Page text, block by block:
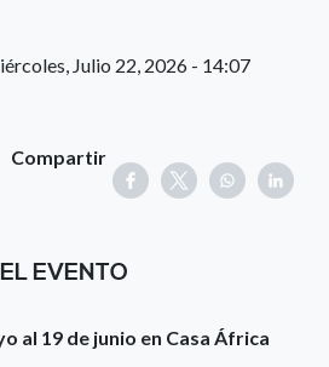
Julio 22, 2026 - 14:07
Compartir
EVENTO
al 19 de junio en Casa África